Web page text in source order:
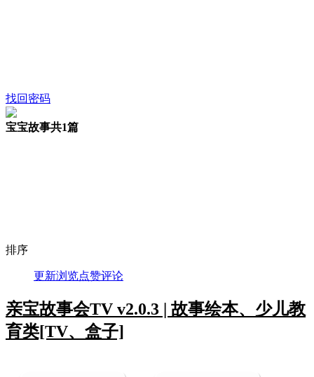
找回密码
宝宝故事共1篇
排序
更新浏览点赞评论
亲宝故事会TV v2.0.3 | 故事绘本、少儿教
育类[TV、盒子]